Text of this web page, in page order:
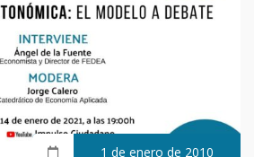
1 de enero de 2010